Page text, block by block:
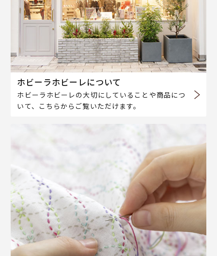
ホビーラホビーレについて
ホビーラホビーレの大切にしていることや商品につ
いて、こちらからご覧いただけます。